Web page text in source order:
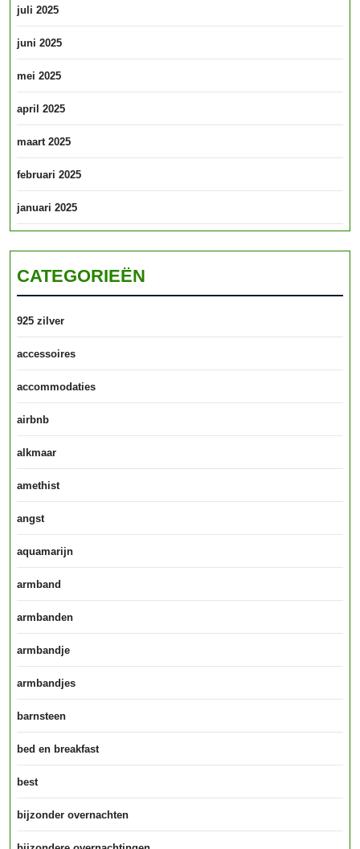
juli 2025
juni 2025
mei 2025
april 2025
maart 2025
februari 2025
januari 2025
CATEGORIEËN
925 zilver
accessoires
accommodaties
airbnb
alkmaar
amethist
angst
aquamarijn
armband
armbanden
armbandje
armbandjes
barnsteen
bed en breakfast
best
bijzonder overnachten